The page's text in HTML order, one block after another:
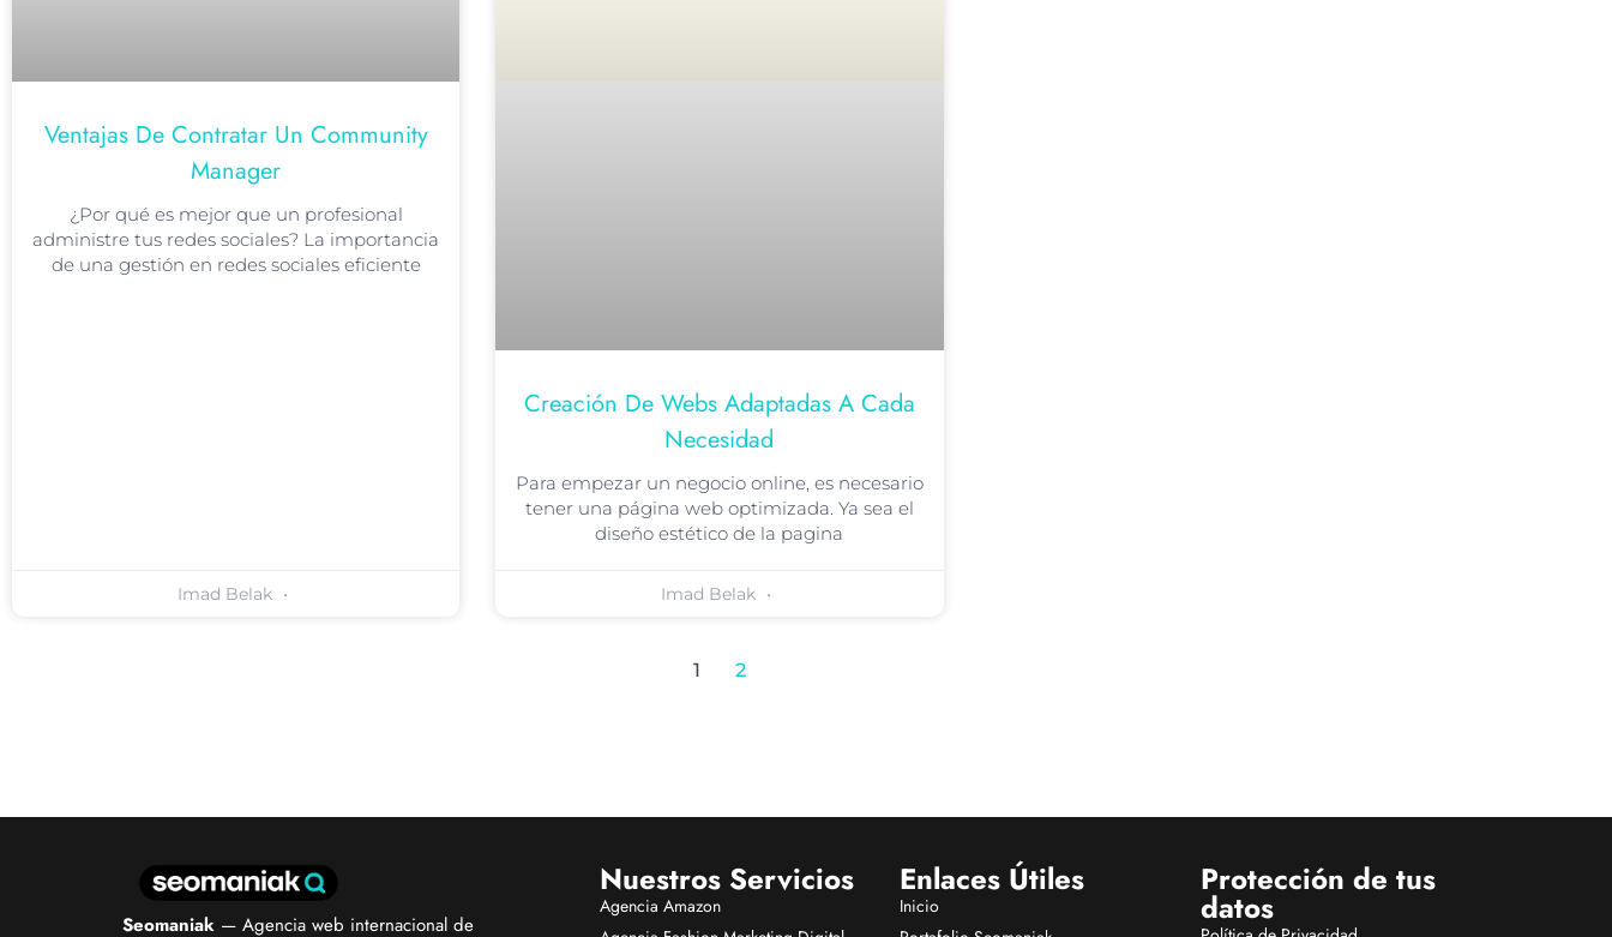
Ventajas De Contratar Un Community
Manager
¿Por qué es mejor que un profesional
administre tus redes sociales? La importancia
de una gestión en redes sociales eficiente
Imad Belak
Creación De Webs Adaptadas A Cada
Necesidad
Para empezar un negocio online, es necesario
tener una página web optimizada. Ya sea el
diseño estético de la pagina
Imad Belak
1 2
Seomaniak — Agencia web internacional de
Nuestros Servicios
Agencia Amazon
Enlaces Útiles
Inicio
Protección de tus
datos